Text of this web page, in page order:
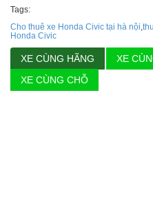
Tags:
Cho thuê xe Honda Civic tại hà nội
Honda Civic
XE CÙNG HÃNG XE
XE CÙNG CHỖ